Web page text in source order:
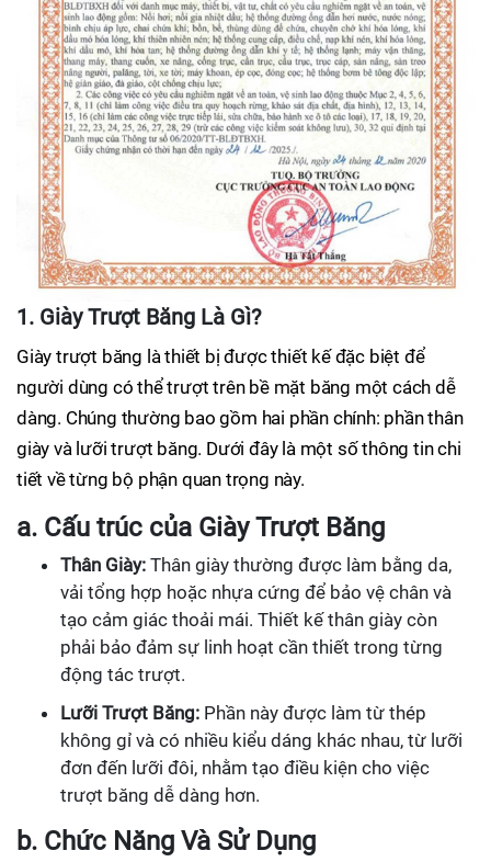
1. Giày Trượt Băng Là Gì?
Giày trượt băng là thiết bị được thiết kế đặc biệt để
người dùng có thể trượt trên bề mặt băng một cách dễ
dàng. Chúng thường bao gồm hai phần chính: phần thân
giày và lưỡi trượt băng. Dưới đây là một số thông tin chi
tiết về từng bộ phận quan trọng này.
a. Cấu trúc của Giày Trượt Băng
Thân Giày: Thân giày thường được làm bằng da,
vải tổng hợp hoặc nhựa cứng để bảo vệ chân và
tạo cảm giác thoải mái. Thiết kế thân giày còn
phải bảo đảm sự linh hoạt cần thiết trong từng
động tác trượt.
Lưỡi Trượt Băng: Phần này được làm từ thép
không gỉ và có nhiều kiểu dáng khác nhau, từ lưỡi
đơn đến lưỡi đôi, nhằm tạo điều kiện cho việc
trượt băng dễ dàng hơn.
b. Chức Năng Và Sử Dụng